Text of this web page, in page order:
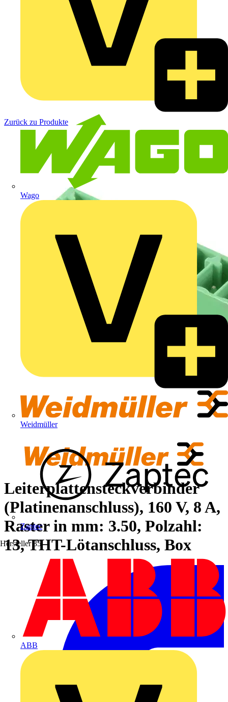
Wago
Weidmüller
Zaptec
Hersteller 35
ABB
Zurück zu Produkte
Leiterplattensteckverbinder
(Platinenanschluss), 160 V, 8 A,
Raster in mm: 3.50, Polzahl:
13, THT-Lötanschluss, Box